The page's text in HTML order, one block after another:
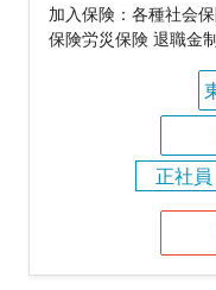
加入保険：各種社会
保険労災保険 退職金
正社員